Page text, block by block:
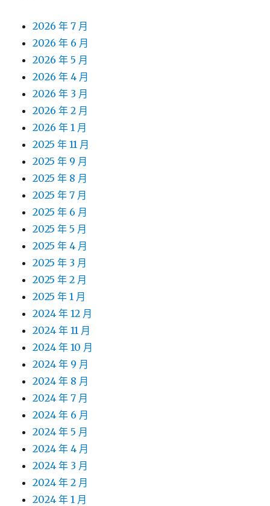
2026 年 7 月
2026 年 6 月
2026 年 5 月
2026 年 4 月
2026 年 3 月
2026 年 2 月
2026 年 1 月
2025 年 11 月
2025 年 9 月
2025 年 8 月
2025 年 7 月
2025 年 6 月
2025 年 5 月
2025 年 4 月
2025 年 3 月
2025 年 2 月
2025 年 1 月
2024 年 12 月
2024 年 11 月
2024 年 10 月
2024 年 9 月
2024 年 8 月
2024 年 7 月
2024 年 6 月
2024 年 5 月
2024 年 4 月
2024 年 3 月
2024 年 2 月
2024 年 1 月